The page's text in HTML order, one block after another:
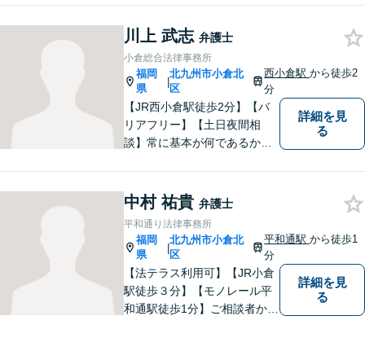
える問題に注力しております
ので、お気軽にご相談くださ
いませ。【駐車場あり】
川上 武志 弁護士
小倉総合法律事務所
福岡
県
|
北九州市小倉北
区
西小倉駅から徒歩2
分
【JR西小倉駅徒歩2分】【バ
リアフリー】【土日夜間相
談】常に基本が何であるかを
ことを忘れずに日々研鑽に努
めてまいりたいと考えており
ます。お気軽にご相談くださ
い。
詳細を見
る
中村 祐貴 弁護士
平和通り法律事務所
福岡
県
|
北九州市小倉北
区
平和通駅から徒歩1
分
【法テラス利用可】【JR小倉
駅徒歩３分】【モノレール平
和通駅徒歩1分】ご相談者から
詳細を見
る